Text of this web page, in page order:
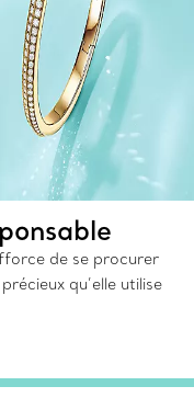
de se procurer
qu’elle utilise